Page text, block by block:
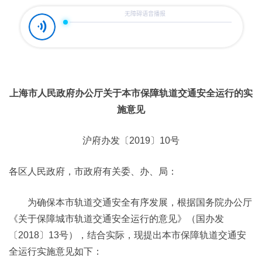
上海市人民政府办公厅关于本市保障轨道交通安全运行的实
施意见
沪府办发〔2019〕10号
各区人民政府，市政府有关委、办、局：
为确保本市轨道交通安全有序发展，根据国务院办公厅
《关于保障城市轨道交通安全运行的意见》（国办发
〔2018〕13号），结合实际，现提出本市保障轨道交通安
全运行实施意见如下：